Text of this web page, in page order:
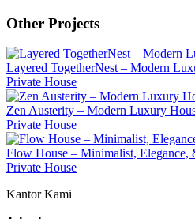
Other Projects
Layered TogetherNest – Modern
Private House
Zen Austerity – Modern Luxury
Private House
Flow House – Minimalist, Elegance,
Private House
Kantor Kami